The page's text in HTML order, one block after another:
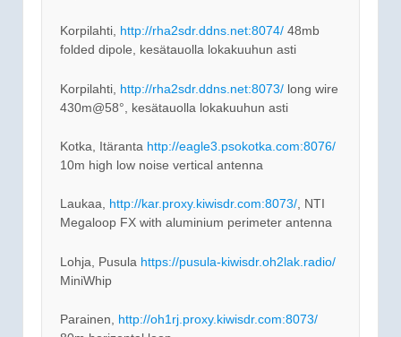
Korpilahti, http://rha2sdr.ddns.net:8074/ 48mb
folded dipole, kesätauolla lokakuuhun asti
Korpilahti, http://rha2sdr.ddns.net:8073/ long wire
430m@58°, kesätauolla lokakuuhun asti
Kotka, Itäranta http://eagle3.psokotka.com:8076/
10m high low noise vertical antenna
Laukaa, http://kar.proxy.kiwisdr.com:8073/, NTI
Megaloop FX with aluminium perimeter antenna
Lohja, Pusula https://pusula-kiwisdr.oh2lak.radio/
MiniWhip
Parainen, http://oh1rj.proxy.kiwisdr.com:8073/